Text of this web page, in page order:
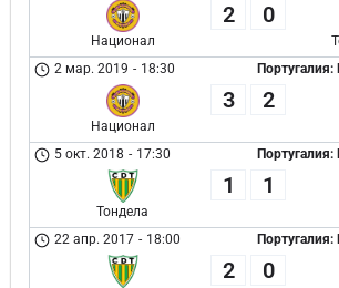
Национал
2 0
2 мар. 2019 - 18:30
Национал
3 2
5 окт. 2018 - 17:30
Тондела
1 1
22 апр. 2017 - 18:00
2 0